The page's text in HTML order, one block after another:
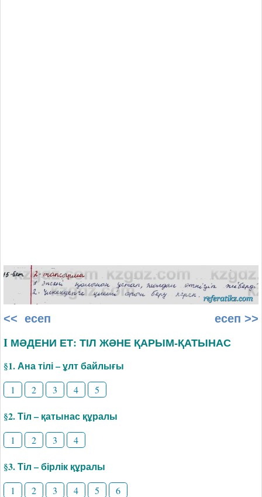
<< есеп есеп >>
I МӘДЕНИ ЕТ: ТІЛ ЖӘНЕ ҚАРЫМ-ҚАТЫНАС
§1. Ана тілі – ұлт байлығы
1 2 3 4 5
§2. Тіл – қатынас құралы
1 2 3 4
§3. Тіл – бірлік құралы
1 2 3 4 5 6